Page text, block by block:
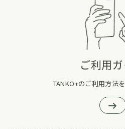
ご利用
TANKO+のご利用方法